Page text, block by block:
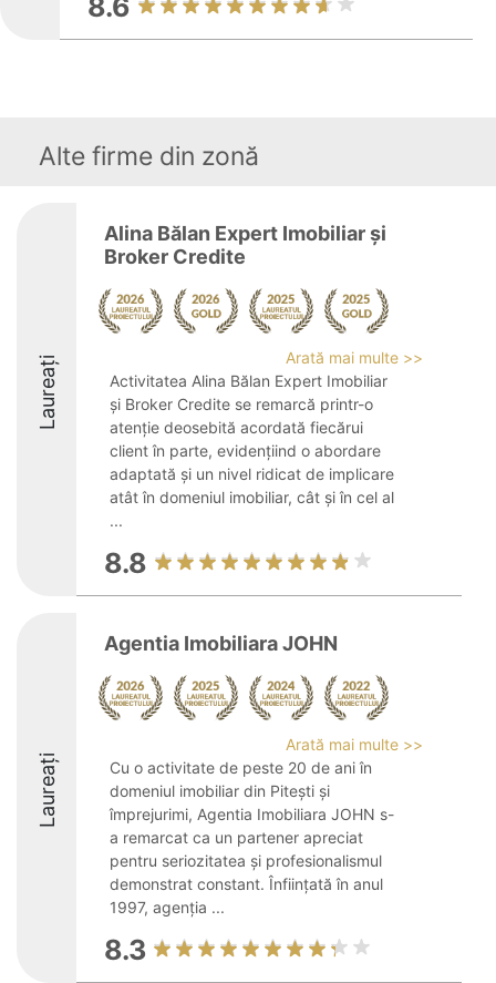
8.6
Alte firme din zonă
Laureați
Alina Bălan Expert Imobiliar și
Broker Credite
Arată mai multe >>
Activitatea Alina Bălan Expert Imobiliar
și Broker Credite se remarcă printr-o
atenție deosebită acordată fiecărui
client în parte, evidențiind o abordare
adaptată și un nivel ridicat de implicare
atât în domeniul imobiliar, cât și în cel al
...
8.8
Laureați
Agentia Imobiliara JOHN
Arată mai multe >>
Cu o activitate de peste 20 de ani în
domeniul imobiliar din Pitești și
împrejurimi, Agentia Imobiliara JOHN s-
a remarcat ca un partener apreciat
pentru seriozitatea și profesionalismul
demonstrat constant. Înființată în anul
1997, agenția ...
8.3